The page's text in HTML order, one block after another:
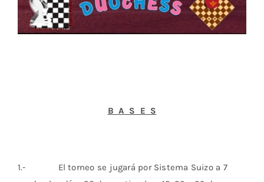
B A S E S
1.- El torneo se jugará por Sistema Suizo a 7